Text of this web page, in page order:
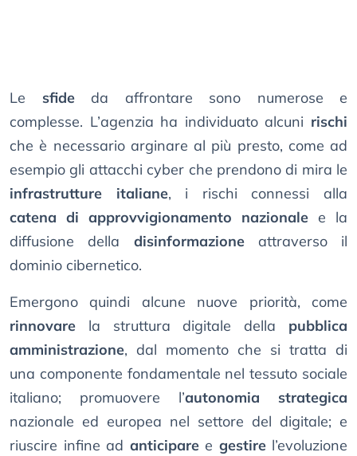
Le sfideda affrontare sono numerose e
complesse. L’agenzia ha individuato alcuni rischi
che è necessario arginare al più presto, come ad
esempio gli attacchi cyber che prendono di mira le
infrastrutture italiane, i rischi connessi alla
catena di approvvigionamento nazionale e la
diffusione della disinformazioneattraverso il
dominio cibernetico.
Emergono quindi alcune nuove priorità, come
rinnovare la struttura digitale della pubblica
amministrazione, dal momento che si tratta di
una componente fondamentale nel tessuto sociale
italiano; promuovere l’autonomia strategica
nazionale ed europea nel settore del digitale; e
riuscire infine ad anticiparee gestirel’evoluzione